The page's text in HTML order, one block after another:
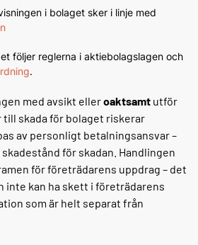
i bolaget sker i linje med
följer reglerna i aktiebolagslagen och
.
med avsikt elleroaktsamt utför
till skada för bolaget riskerar
av personligt betalningsansvar –
för skadan. Handlingen
för företrädarens uppdrag – det
inte kan ha skett i företrädarens
som är helt separat från